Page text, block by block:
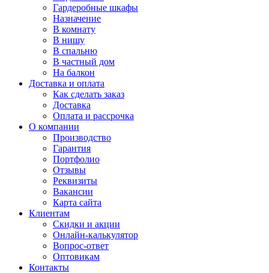
Гардеробные шкафы
Назначение
В комнату
В нишу
В спальню
В частный дом
На балкон
Доставка и оплата
Как сделать заказ
Доставка
Оплата и рассрочка
О компании
Производство
Гарантия
Портфолио
Отзывы
Реквизиты
Вакансии
Карта сайта
Клиентам
Скидки и акции
Онлайн-калькулятор
Вопрос-ответ
Оптовикам
Контакты